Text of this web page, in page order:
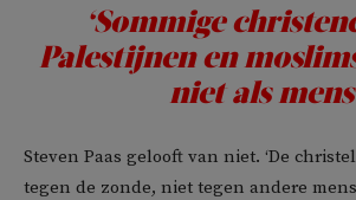
‘Sommige
Palestijnen en
niet als
Steven Paas gelooft van niet. ‘De
tegen de zonde, niet tegen andere